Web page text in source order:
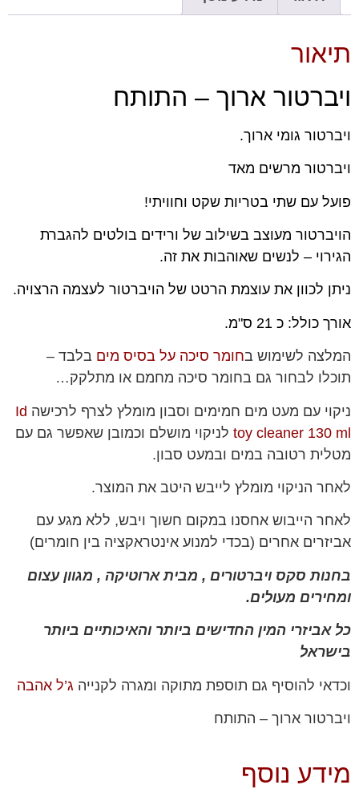
תיאור
ויברטור ארוך – התותח
ויברטור גומי ארוך.
ויברטור מרשים מאד
פועל עם שתי בטריות שקט וחוויתי!
הויברטור מעוצב בשילוב של ורידים בולטים להגברת
הגירוי – לנשים שאוהבות את זה.
ניתן לכוון את עוצמת הרטט של הויברטור לעצמה הרצויה.
אורך כולל: כ 21 ס"מ.
המלצה לשימוש בחומר סיכה על בסיס מים בלבד –
תוכלו לבחור גם בחומר סיכה מחמם או מתלקק…
ניקוי עם מעט מים חמימים וסבון מומלץ לצרף לרכישה Id
toy cleaner 130 ml לניקוי מושלם וכמובן שאפשר גם עם
מטלית רטובה במים ובמעט סבון.
לאחר הניקוי מומלץ לייבש היטב את המוצר.
לאחר הייבוש אחסנו במקום חשוך ויבש, ללא מגע עם
אביזרים אחרים (בכדי למנוע אינטראקציה בין חומרים)
בחנות סקס ויברטורים , מבית ארוטיקה , מגוון עצום
ומחירים מעולים.
כל אביזרי המין החדישים ביותר והאיכותיים ביותר
בישראל
וכדאי להוסיף גם תוספת מתוקה ומגרה לקנייה ג’ל אהבה
ויברטור ארוך – התותח
מידע נוסף